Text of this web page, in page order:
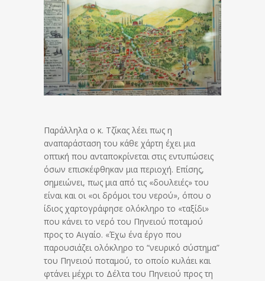
Παράλληλα ο κ. Τζίκας λέει πως η
αναπαράσταση του κάθε χάρτη έχει μια
οπτική που ανταποκρίνεται στις εντυπώσεις
όσων επισκέφθηκαν μια περιοχή. Επίσης,
σημειώνει, πως μια από τις «δουλειές» του
είναι και οι «οι δρόμοι του νερού», όπου ο
ίδιος χαρτογράφησε ολόκληρο το «ταξίδι»
που κάνει το νερό του Πηνειού ποταμού
προς το Αιγαίο. «Έχω ένα έργο που
παρουσιάζει ολόκληρο το “νευρικό σύστημα”
του Πηνειού ποταμού, το οποίο κυλάει και
φτάνει μέχρι το Δέλτα του Πηνειού προς τη